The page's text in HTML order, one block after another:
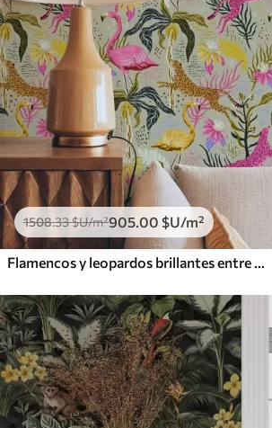
1508.33$U/m²905.00 $U/m²
Flamencos y leopardos brillantes entre plantas tropicales